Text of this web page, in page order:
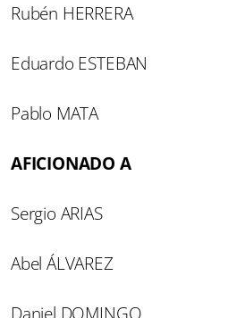
Rubén HERRERA
Eduardo ESTEBAN
Pablo MATA
AFICIONADO A
Sergio ARIAS
Abel ÁLVAREZ
Daniel DOMINGO